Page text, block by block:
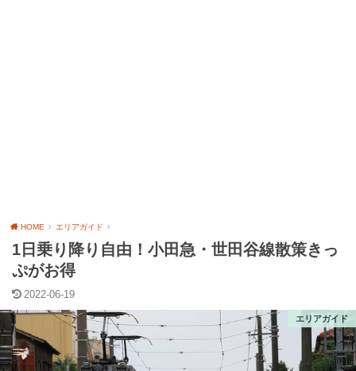
HOME エリアガイド
1日乗り降り自由！小田急・世田谷線散策きっ
ぷがお得
2022-06-19
エリアガイド